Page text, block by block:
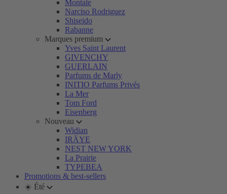
Montale
Narciso Rodriguez
Shiseido
Rabanne
Marques premium
Yves Saint Laurent
GIVENCHY
GUERLAIN
Parfums de Marly
INITIO Parfums Privés
La Mer
Tom Ford
Eisenberg
Nouveau
Widian
IRÄYE
NEST NEW YORK
La Prairie
TYPEBEA
Promotions & best-sellers
☀️ Été